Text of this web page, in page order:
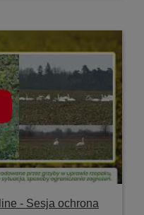
- Sesja ochrona